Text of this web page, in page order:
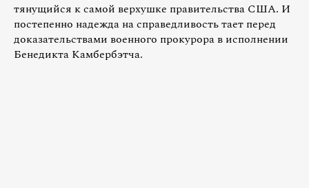
тянущийся к самой верхушке правительства США. И
постепенно надежда на справедливость тает перед
доказательствами военного прокурора в исполнении
Бенедикта Камбербэтча.